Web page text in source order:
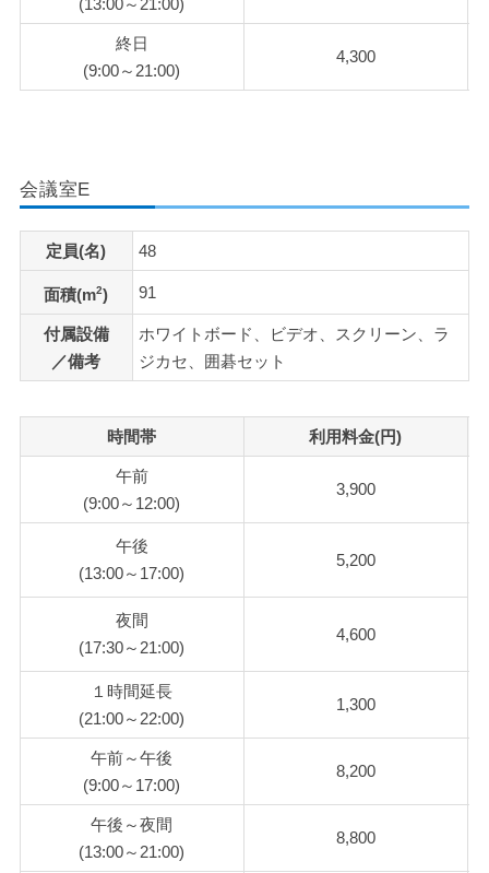
終日
(9:00～21:00)
4,300
会議室E
定員(名) 48
面積(m2) 91
付属設備
／備考
ホワイトボード、ビデオ、スクリーン、ラ
ジカセ、囲碁セット
時間帯 利用料金(円)
午前
(9:00～12:00)
3,900
午後
(13:00～17:00)
5,200
夜間
(17:30～21:00)
4,600
１時間延長
(21:00～22:00)
1,300
午前～午後
(9:00～17:00)
8,200
午後～夜間
(13:00～21:00)
8,800